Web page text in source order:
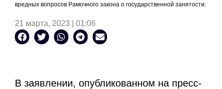
вредных вопросов Рамочного закона о государственной занятости.
21 марта, 2023 | 01:06
В заявлении, опубликованном на пресс-